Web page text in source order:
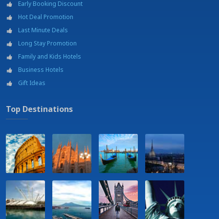
École de voile
Hospital - Servicio médico de emergencia, servicio de rescate en
helicóptero para emergencias - 1,8 Km
Jogging Area
Location voiture conventionné
Pêche
Plage - 150 m
Port - 1,7 km
Restaurant - 5 min
Trekking
Early Booking Discount
Hot Deal Promotion
Last Minute Deals
Long Stay Promotion
Family and Kids Hotels
Business Hotels
Gift Ideas
Top Destinations